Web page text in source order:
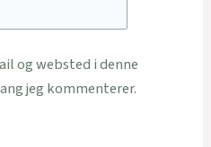
og websted i denne
jeg kommenterer.